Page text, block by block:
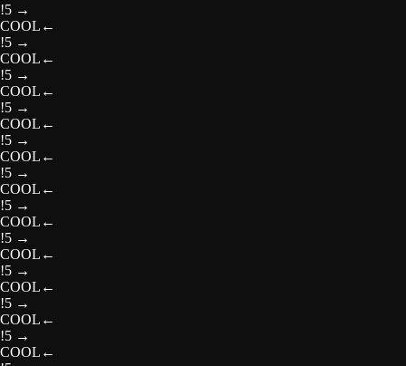
!5 →
COOL ←
!5 →
COOL ←
!5 →
COOL ←
!5 →
COOL ←
!5 →
COOL ←
!5 →
COOL ←
!5 →
COOL ←
!5 →
COOL ←
!5 →
COOL ←
!5 →
COOL ←
!5 →
COOL ←